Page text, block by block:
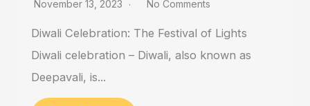
November 13, 2023 No Comments
Diwali Celebration: The Festival of Lights
Diwali celebration – Diwali, also known as
Deepavali, is...